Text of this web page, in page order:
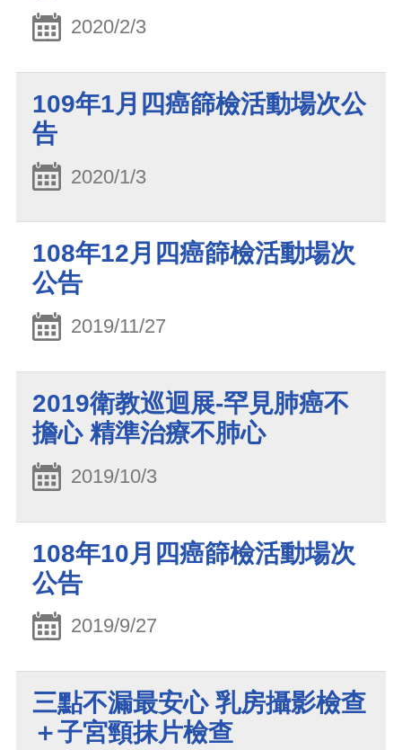
2020/2/3
109年1月四癌篩檢活動場次公
告
2020/1/3
108年12月四癌篩檢活動場次
公告
2019/11/27
2019衛教巡迴展-罕見肺癌不
擔心 精準治療不肺心
2019/10/3
108年10月四癌篩檢活動場次
公告
2019/9/27
三點不漏最安心 乳房攝影檢查
＋子宮頸抹片檢查